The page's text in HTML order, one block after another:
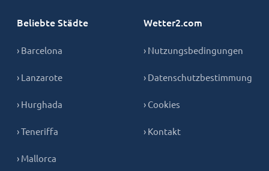
Beliebte Städte
› Barcelona
› Lanzarote
› Hurghada
› Teneriffa
› Mallorca
Wetter2.com
› Nutzungsbedingungen
› Datenschutzbestimmung
› Cookies
› Kontakt